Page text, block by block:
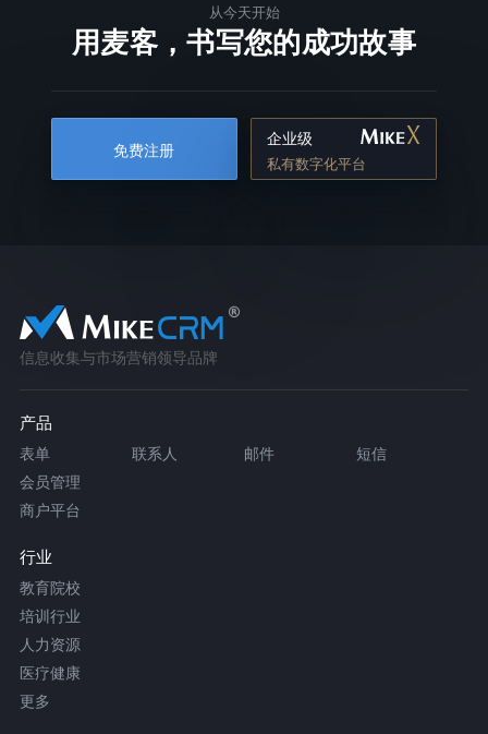
从今天开始
用麦客，书写您的成功故事
免费注册
企业级
私有数字化平台
信息收集与市场营销领导品牌
产品
表单 联系人 邮件
短信
会员管理
商户平台
行业
教育院校
培训行业
人力资源
医疗健康
更多